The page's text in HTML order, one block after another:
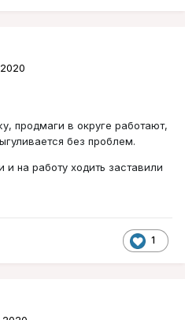
продмаги в округе работают,
без проблем.
и на работу ходить заставили
1